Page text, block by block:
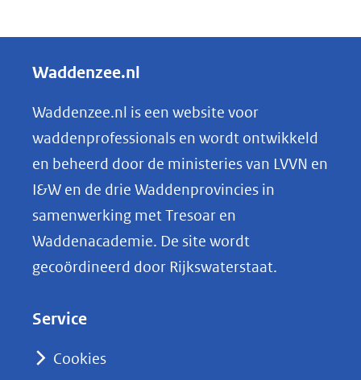
e
e
n
o
p
k
e
Waddenzee.nl
Waddenzee.nl is een website voor
waddenprofessionals en wordt ontwikkeld
en beheerd door de ministeries van LVVN en
I&W en de drie Waddenprovincies in
samenwerking met Tresoar en
Waddenacademie. De site wordt
gecoördineerd door Rijkswaterstaat.
Service
Cookies